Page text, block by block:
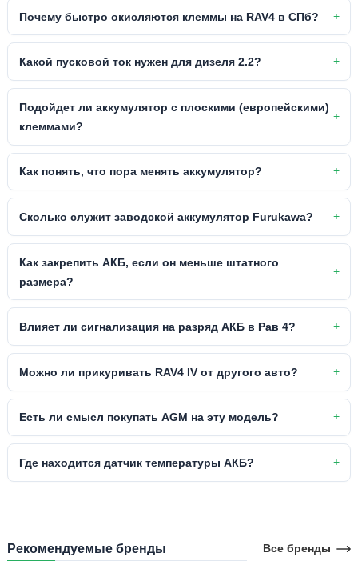
Почему быстро окисляются клеммы на RAV4 в СПб?
Какой пусковой ток нужен для дизеля 2.2?
Подойдет ли аккумулятор с плоскими (европейскими)
клеммами?
Как понять, что пора менять аккумулятор?
Сколько служит заводской аккумулятор Furukawa?
Как закрепить АКБ, если он меньше штатного
размера?
Влияет ли сигнализация на разряд АКБ в Рав 4?
Можно ли прикуривать RAV4 IV от другого авто?
Есть ли смысл покупать AGM на эту модель?
Где находится датчик температуры АКБ?
Рекомендуемые бренды Все бренды